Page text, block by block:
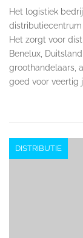
Het logistiek
distributiecentrum
Het zorgt voor
Benelux,
groothandelaars,
goed voor veertig
DISTRIBUTIE